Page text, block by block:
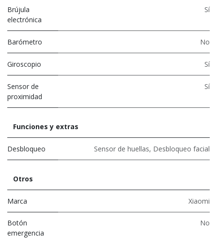
Brújula
electrónica
Sí
Barómetro No
Giroscopio Sí
Sensor de
proximidad
Sí
Funciones y extras
Desbloqueo Sensor de huellas, Desbloqueo facial
Otros
Marca Xiaomi
Botón
emergencia
No